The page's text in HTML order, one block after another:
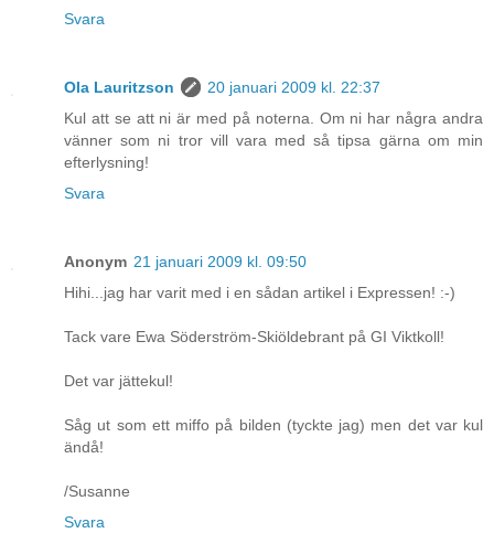
Svara
Ola Lauritzson
20 januari 2009 kl. 22:37
Kul att se att ni är med på noterna. Om ni har några andra
vänner som ni tror vill vara med så tipsa gärna om min
efterlysning!
Svara
Anonym 21 januari 2009 kl. 09:50
Hihi...jag har varit med i en sådan artikel i Expressen! :-)
Tack vare Ewa Söderström-Skiöldebrant på GI Viktkoll!
Det var jättekul!
Såg ut som ett miffo på bilden (tyckte jag) men det var kul
ändå!
/Susanne
Svara